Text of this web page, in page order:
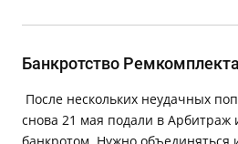
Банкротство Ремкомплекта
После нескольких неудачных
снова 21 мая подали в Арбитраж